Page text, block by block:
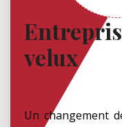
velux
Un changement